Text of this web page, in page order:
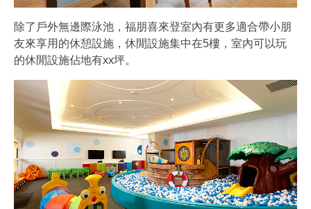
除了戶外無邊際泳池，福朋喜來登室內有更多適合帶小朋
友來享用的休憩設施，休閒設施集中在5樓，室內可以玩
的休閒設施佔地有xx坪。